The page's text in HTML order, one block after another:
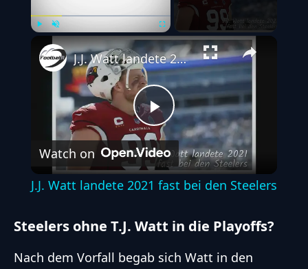
Unmute Fullscreen
Play
Video
J.J. Watt landete 2021 fast bei den Steelers
Watch on
J.J. Watt landete 2021 fast bei den Steelers
Steelers ohne T.J. Watt in die Playoffs?
Nach dem Vorfall begab sich Watt in den